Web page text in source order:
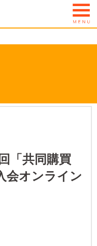
「共同購買
会オンライン